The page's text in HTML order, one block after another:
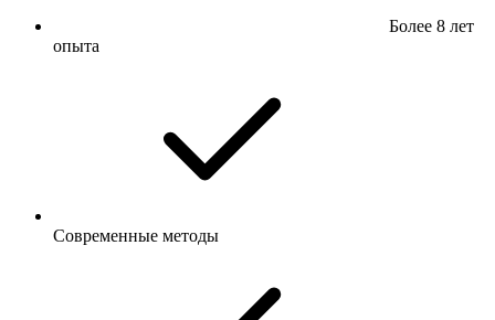
Более 8 лет
опыта
Современные методы